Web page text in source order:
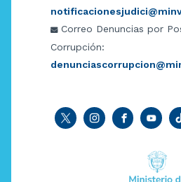
Correo Denuncias por
Corrupción: